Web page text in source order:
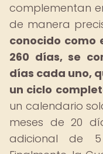
complementan
de manera
conocido como
260 días, se
días cada uno,
un ciclo
un calendario
meses de 20
adicional de